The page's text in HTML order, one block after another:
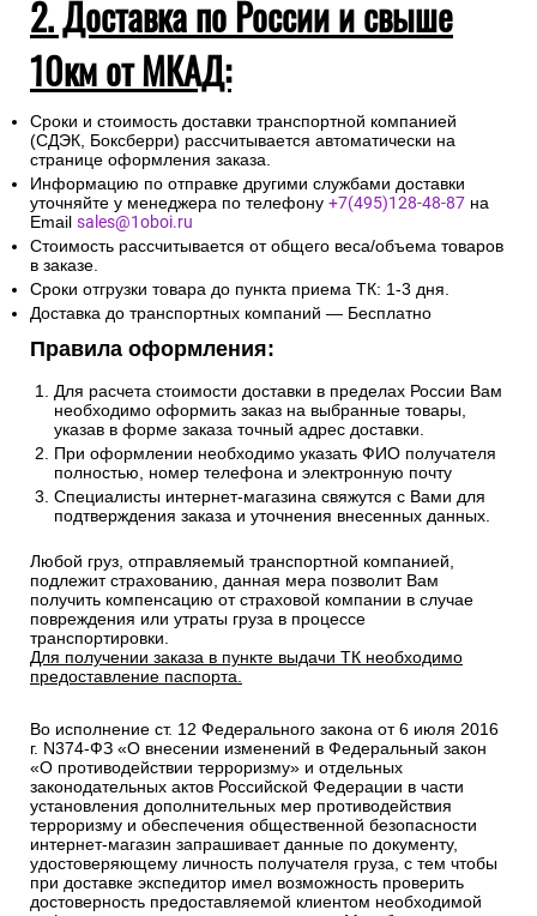
2. Доставка по России и свыше
10км от МКАД:
Сроки и стоимость доставки транспортной компанией
(СДЭК, Боксберри) рассчитывается автоматически на
странице оформления заказа.
Информацию по отправке другими службами доставки
уточняйте у менеджера по телефону +7(495)128-48-87 на
Email sales@1oboi.ru
Стоимость рассчитывается от общего веса/объема товаров
в заказе.
Сроки отгрузки товара до пункта приема ТК: 1-3 дня.
Доставка до транспортных компаний — Бесплатно
Правила оформления:
Для расчета стоимости доставки в пределах России Вам
необходимо оформить заказ на выбранные товары,
указав в форме заказа точный адрес доставки.
При оформлении необходимо указать ФИО получателя
полностью, номер телефона и электронную почту
Специалисты интернет-магазина свяжутся с Вами для
подтверждения заказа и уточнения внесенных данных.
Любой груз, отправляемый транспортной компанией,
подлежит страхованию, данная мера позволит Вам
получить компенсацию от страховой компании в случае
повреждения или утраты груза в процессе
транспортировки.
Для получении заказа в пункте выдачи ТК необходимо
предоставление паспорта.
Во исполнение ст. 12 Федерального закона от 6 июля 2016
г. N374-ФЗ «О внесении изменений в Федеральный закон
«О противодействии терроризму» и отдельных
законодательных актов Российской Федерации в части
установления дополнительных мер противодействия
терроризму и обеспечения общественной безопасности
интернет-магазин запрашивает данные по документу,
удостоверяющему личность получателя груза, с тем чтобы
при доставке экспедитор имел возможность проверить
достоверность предоставляемой клиентом необходимой